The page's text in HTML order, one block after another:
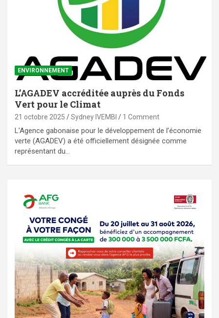
ENVIRONNEMENT
L’AGADEV accréditée auprès du Fonds
Vert pour le Climat
21 octobre 2025 Sydney IVEMBI 1 Comment
L’Agence gabonaise pour le développement de l’économie
verte (AGADEV) a été officiellement désignée comme
représentant du…